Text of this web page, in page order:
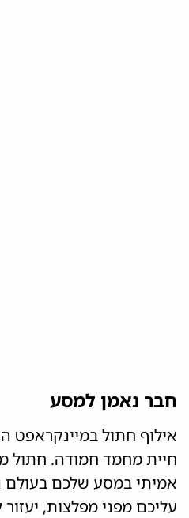
חבר נאמן למסע
אילוף חתול במיינקראפט
חיית מחמד חמודה. חתול
אמיתי במסע שלכם בעולם
עליכם מפני מפלצות,